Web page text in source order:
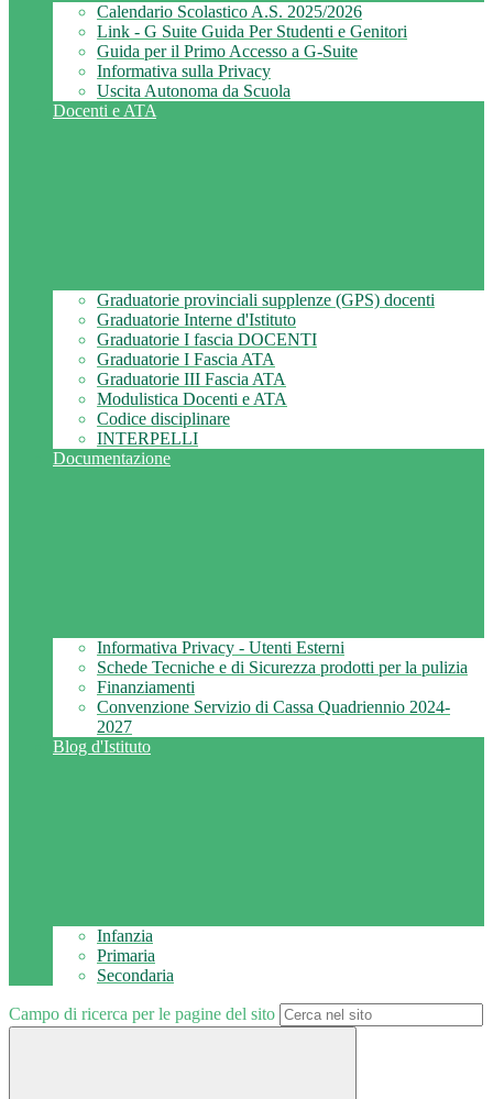
Calendario Scolastico A.S. 2025/2026
Link - G Suite Guida Per Studenti e Genitori
Guida per il Primo Accesso a G-Suite
Informativa sulla Privacy
Uscita Autonoma da Scuola
Docenti e ATA
Graduatorie provinciali supplenze (GPS) docenti
Graduatorie Interne d'Istituto
Graduatorie I fascia DOCENTI
Graduatorie I Fascia ATA
Graduatorie III Fascia ATA
Modulistica Docenti e ATA
Codice disciplinare
INTERPELLI
Documentazione
Informativa Privacy - Utenti Esterni
Schede Tecniche e di Sicurezza prodotti per la pulizia
Finanziamenti
Convenzione Servizio di Cassa Quadriennio 2024-
2027
Blog d'Istituto
Infanzia
Primaria
Secondaria
Campo di ricerca per le pagine del sito